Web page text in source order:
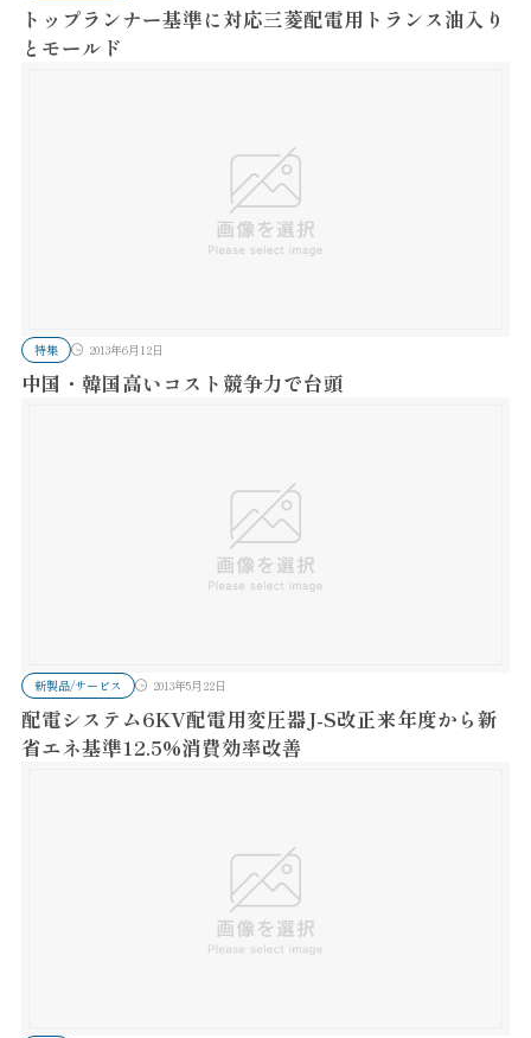
トップランナー基準に対応三菱配電用トランス油入り
とモールド
特集 2013年6月12日
中国・韓国高いコスト競争力で台頭
新製品/サービス 2013年5月22日
配電システム6KV配電用変圧器J-S改正来年度から新
省エネ基準12.5%消費効率改善